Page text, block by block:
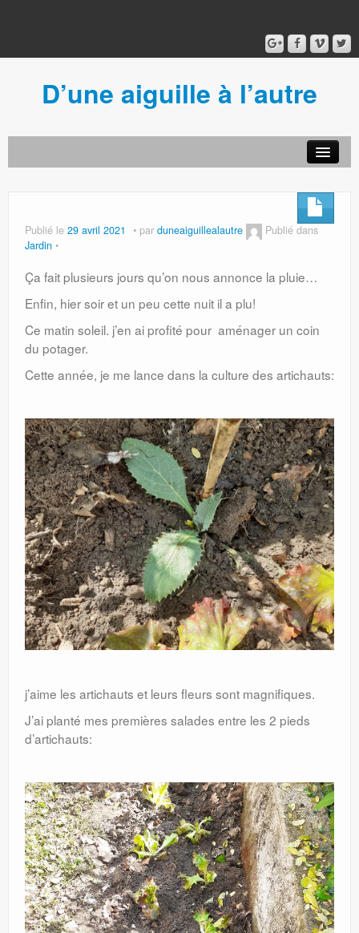
D’une aiguille à l’autre
Publié le 29 avril 2021 par duneaiguillealautre
Publié dans
Jardin
Ça fait plusieurs jours qu’on nous annonce la pluie…
Enfin, hier soir et un peu cette nuit il a plu!
Ce matin soleil. j’en ai profité pour aménager un coin
du potager.
Cette année, je me lance dans la culture des artichauts:
j’aime les artichauts et leurs fleurs sont magnifiques.
J’ai planté mes premières salades entre les 2 pieds
d’artichauts: